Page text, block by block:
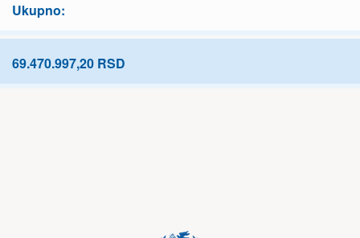
Ukupno:
69.470.997,20 RSD